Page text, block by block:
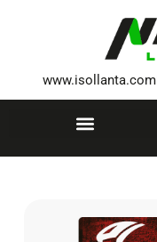
www.isollanta.com